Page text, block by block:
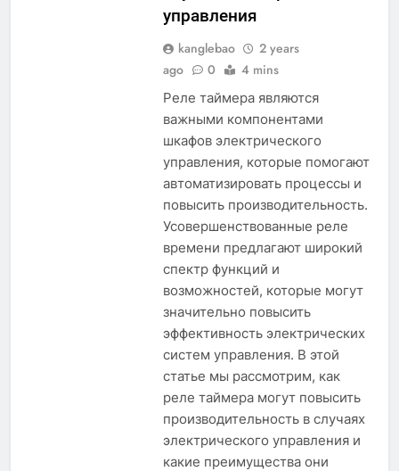
управления
kanglebao
2 years
ago
0 4 mins
Реле таймера являются
важными компонентами
шкафов электрического
управления, которые помогают
автоматизировать процессы и
повысить производительность.
Усовершенствованные реле
времени предлагают широкий
спектр функций и
возможностей, которые могут
значительно повысить
эффективность электрических
систем управления. В этой
статье мы рассмотрим, как
реле таймера могут повысить
производительность в случаях
электрического управления и
какие преимущества они